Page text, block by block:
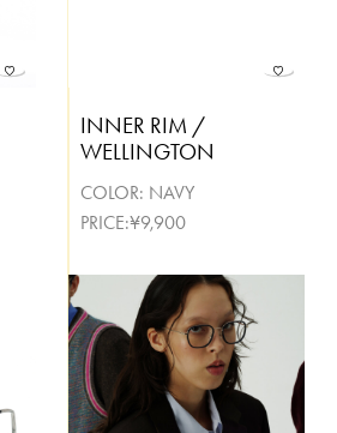
INNER RIM /
WELLINGTON
COLOR: NAVY
PRICE:¥9,900